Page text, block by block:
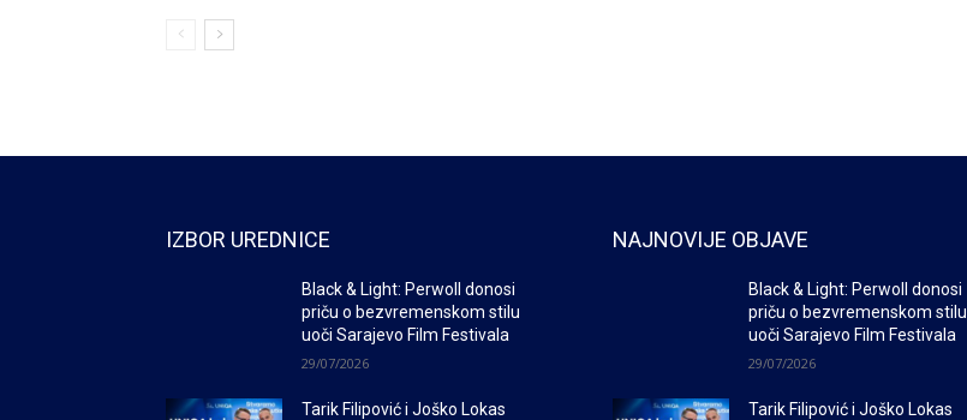
IZBOR UREDNICE
Black & Light: Perwoll donosi
priču o bezvremenskom stilu
uoči Sarajevo Film Festivala
29/07/2026
Tarik Filipović i Joško Lokas
NAJNOVIJE OBJAVE
Black & Light: Perwoll donosi
priču o bezvremenskom stilu
uoči Sarajevo Film Festivala
29/07/2026
Tarik Filipović i Joško Lokas